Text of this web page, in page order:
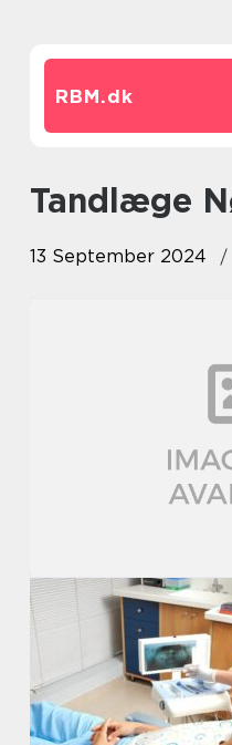
RBM.dk
tandlæge
13 September 2024